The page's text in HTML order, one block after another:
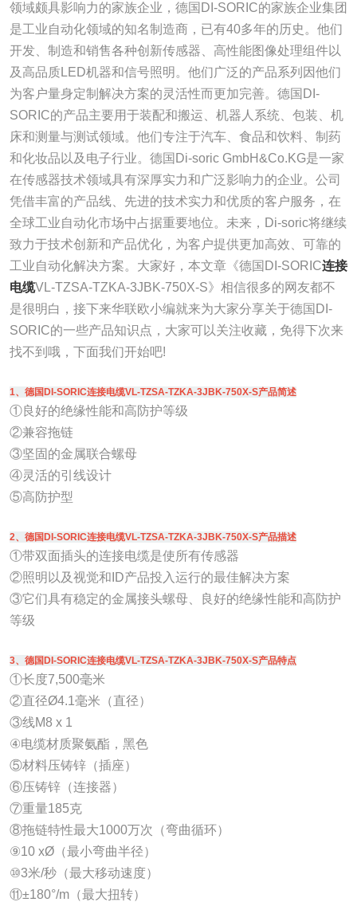
领域颇具影响力的家族企业，德国DI-SORIC的家族企业集团
是工业自动化领域的知名制造商，已有40多年的历史。他们
开发、制造和销售各种创新传感器、高性能图像处理组件以
及高品质LED机器和信号照明。他们广泛的产品系列因他们
为客户量身定制解决方案的灵活性而更加完善。德国DI-
SORIC的产品主要用于装配和搬运、机器人系统、包装、机
床和测量与测试领域。他们专注于汽车、食品和饮料、制药
和化妆品以及电子行业。德国Di-soric GmbH&Co.KG是一家
在传感器技术领域具有深厚实力和广泛影响力的企业。公司
凭借丰富的产品线、先进的技术实力和优质的客户服务，在
全球工业自动化市场中占据重要地位。未来，Di-soric将继续
致力于技术创新和产品优化，为客户提供更加高效、可靠的
工业自动化解决方案。大家好，本文章《德国DI-SORIC连接
电缆VL-TZSA-TZKA-3JBK-750X-S》相信很多的网友都不
是很明白，接下来华联欧小编就来为大家分享关于德国DI-
SORIC的一些产品知识点，大家可以关注收藏，免得下次来
找不到哦，下面我们开始吧!
1、德国DI-SORIC连接电缆VL-TZSA-TZKA-3JBK-750X-S产品简述
①良好的绝缘性能和高防护等级
②兼容拖链
③坚固的金属联合螺母
④灵活的引线设计
⑤高防护型
2、德国DI-SORIC连接电缆VL-TZSA-TZKA-3JBK-750X-S产品描述
①带双面插头的连接电缆是使所有传感器
②照明以及视觉和ID产品投入运行的最佳解决方案
③它们具有稳定的金属接头螺母、良好的绝缘性能和高防护
等级
3、德国DI-SORIC连接电缆VL-TZSA-TZKA-3JBK-750X-S产品特点
①长度7,500毫米
②直径Ø4.1毫米（直径）
③线M8 x 1
④电缆材质聚氨酯，黑色
⑤材料压铸锌（插座）
⑥压铸锌（连接器）
⑦重量185克
⑧拖链特性最大1000万次（弯曲循环）
⑨10 xØ（最小弯曲半径）
⑩3米/秒（最大移动速度）
⑪±180°/m（最大扭转）